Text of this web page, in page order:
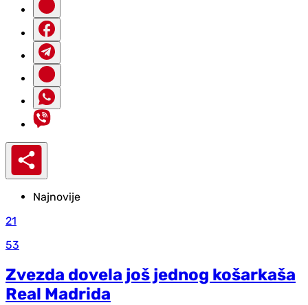
Najnovije
21
53
Zvezda dovela još jednog košarkaša
Real Madrida